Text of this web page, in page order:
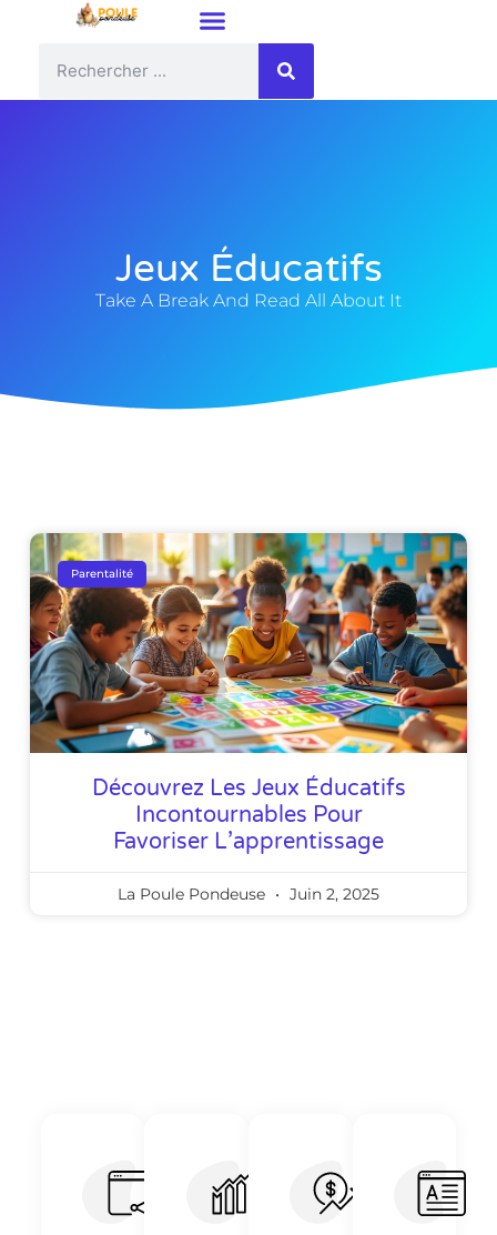
Jeux Éducatifs
Take A Break And Read All About It
Parentalité
Découvrez Les Jeux Éducatifs
Incontournables Pour
Favoriser L’apprentissage
La Poule Pondeuse Juin 2, 2025